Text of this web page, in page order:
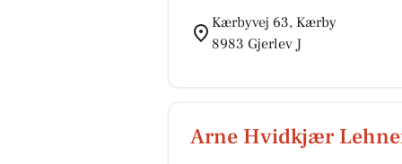
Kærbyvej 63, Kærby
8983 Gjerlev J
Arne Hvidkjær